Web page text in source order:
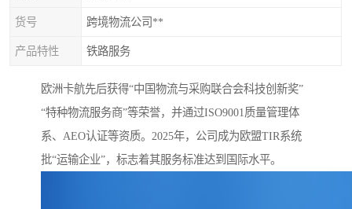
货号 跨境物流公司**
产品特性 铁路服务
欧洲卡航先后获得“中国物流与采购联合会科技创新奖”
“特种物流服务商”等荣誉，并通过ISO9001质量管理体
系、AEO认证等资质。2025年，公司成为欧盟TIR系统
批“运输企业”，标志着其服务标准达到国际水平。